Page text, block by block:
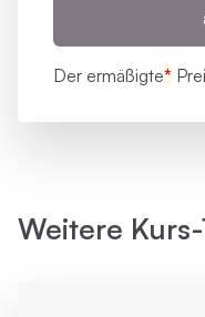
Der ermäßigte*
Weitere